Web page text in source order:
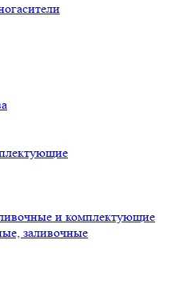
и комплектующие
заливочные